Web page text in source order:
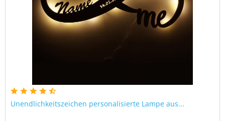
Unendlichkeitszeichen personalisierte Lampe aus...